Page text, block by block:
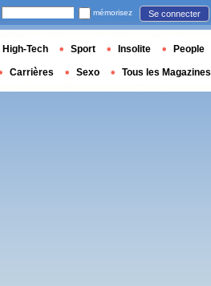
mémorisez Se connecter
High-Tech Sport Insolite People
Carrières Sexo Tous les Magazines